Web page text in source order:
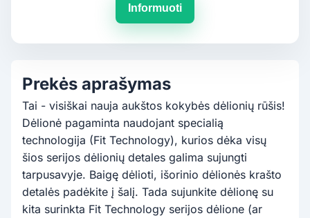
Informuoti
Prekės aprašymas
Tai - visiškai nauja aukštos kokybės dėlionių rūšis!
Dėlionė pagaminta naudojant specialią
technologija (Fit Technology), kurios dėka visų
šios serijos dėlionių detales galima sujungti
tarpusavyje. Baigę dėlioti, išorinio dėlionės krašto
detalės padėkite į šalį. Tada sujunkite dėlionę su
kita surinkta Fit Technology serijos dėlione (ar